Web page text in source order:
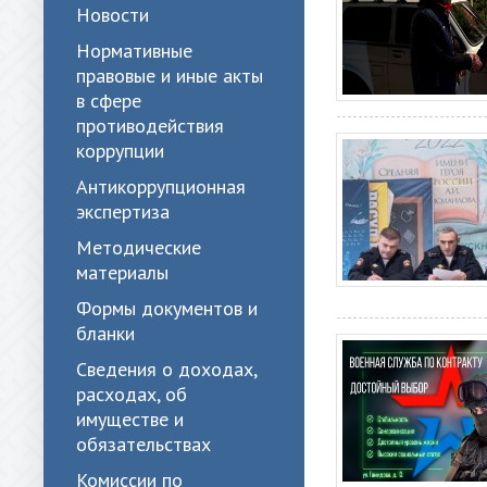
Новости
Нормативные
правовые и иные акты
в сфере
противодействия
коррупции
Антикоррупционная
экспертиза
Методические
материалы
Формы документов и
бланки
Сведения о доходах,
расходах, об
имуществе и
обязательствах
Комиссии по